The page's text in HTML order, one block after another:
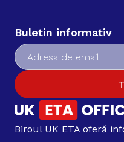
Buletin informativ
Biroul UK ETA oferă